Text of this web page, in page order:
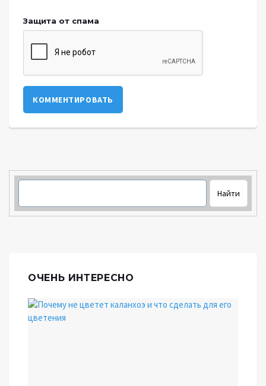
Защита от спама
КОММЕНТИРОВАТЬ
ОЧЕНЬ ИНТЕРЕСНО